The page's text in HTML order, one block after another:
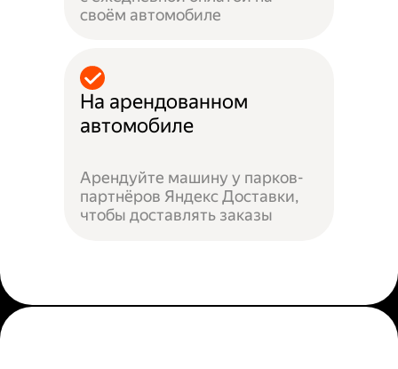
своём автомобиле
На арендованном
автомобиле
Арендуйте машину у парков-
партнёров Яндекс Доставки,
чтобы доставлять заказы